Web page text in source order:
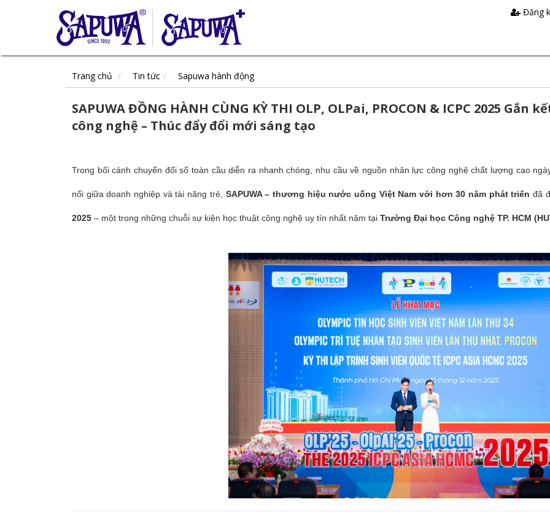
Đăng
Trang chủ Tin tức Sapuwa hành động
SAPUWA ĐỒNG HÀNH CÙNG KỲ THI OLP, OLPai, PROCON & ICPC 2025
công nghệ – Thúc đẩy đổi mới sáng tạo
Trong bối cảnh chuyển đổi số toàn cầu diễn ra nhanh chóng, nhu cầu về nguồn nhân lực công nghệ chất lượng cao
nối giữa doanh nghiệp và tài năng trẻ, SAPUWA – thương hiệu nước uống Việt Nam với hơn 30 năm phát triển đã
2025 – một trong những chuỗi sự kiện học thuật công nghệ uy tín nhất năm tại Trường Đại học Công nghệ TP. HCM